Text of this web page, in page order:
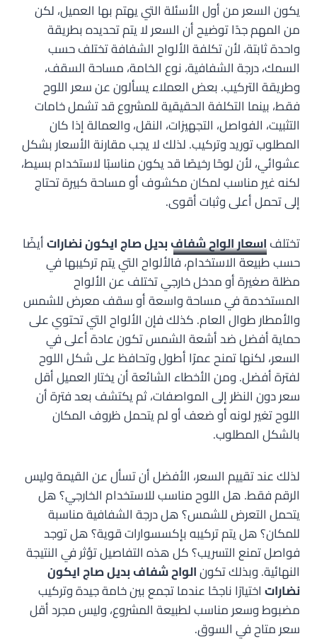
يكون السعر من أول الأسئلة التي يهتم بها العميل، لكن
من المهم جدًا توضيح أن السعر لا يتم تحديده بطريقة
واحدة ثابتة، لأن تكلفة الألواح الشفافة تختلف حسب
السمك، درجة الشفافية، نوع الخامة، مساحة السقف،
وطريقة التركيب. بعض العملاء يسألون عن سعر اللوح
فقط، بينما التكلفة الحقيقية للمشروع قد تشمل خامات
التثبيت، الفواصل، التجهيزات، النقل، والعمالة إذا كان
المطلوب توريد وتركيب. لذلك لا يجب مقارنة الأسعار بشكل
عشوائي، لأن لوحًا رخيصًا قد يكون مناسبًا لاستخدام بسيط،
لكنه غير مناسب لمكان مكشوف أو مساحة كبيرة تحتاج
إلى تحمل أعلى وثبات أقوى.
تختلفاسعار الواح شفافبديل صاج ايكون نضاراتأيضًا
حسب طبيعة الاستخدام، فالألواح التي يتم تركيبها في
مظلة صغيرة أو مدخل خارجي تختلف عن الألواح
المستخدمة في مساحة واسعة أو سقف معرض للشمس
والأمطار طوال العام. كذلك فإن الألواح التي تحتوي على
حماية أفضل ضد أشعة الشمس تكون عادة أعلى في
السعر، لكنها تمنح عمرًا أطول وتحافظ على شكل اللوح
لفترة أفضل. ومن الأخطاء الشائعة أن يختار العميل أقل
سعر دون النظر إلى المواصفات، ثم يكتشف بعد فترة أن
اللوح تغير لونه أو ضعف أو لم يتحمل ظروف المكان
بالشكل المطلوب.
لذلك عند تقييم السعر، الأفضل أن تسأل عن القيمة وليس
الرقم فقط. هل اللوح مناسب للاستخدام الخارجي؟ هل
يتحمل التعرض للشمس؟ هل درجة الشفافية مناسبة
للمكان؟ هل يتم تركيبه بإكسسوارات قوية؟ هل توجد
فواصل تمنع التسريب؟ كل هذه التفاصيل تؤثر في النتيجة
النهائية. وبذلك تكونالواح شفاف بديل صاج ايكون
نضاراتاختيارًا ناجحًا عندما تجمع بين خامة جيدة وتركيب
مضبوط وسعر مناسب لطبيعة المشروع، وليس مجرد أقل
سعر متاح في السوق.